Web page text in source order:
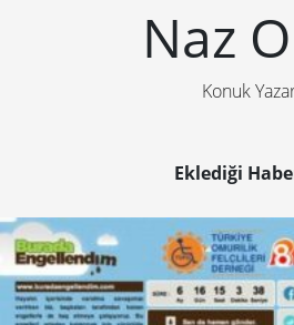
Naz
Konuk
Eklediği